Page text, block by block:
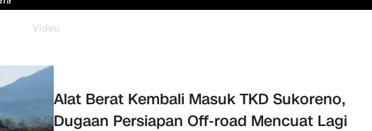
Video
Alat Berat Kembali Masuk TKD Sukoreno,
Dugaan Persiapan Off-road Mencuat Lagi